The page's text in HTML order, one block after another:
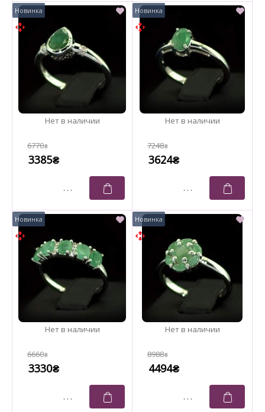
6770₴
3385₴
7248₴
3624₴
6660₴
3330₴
8988₴
4494₴